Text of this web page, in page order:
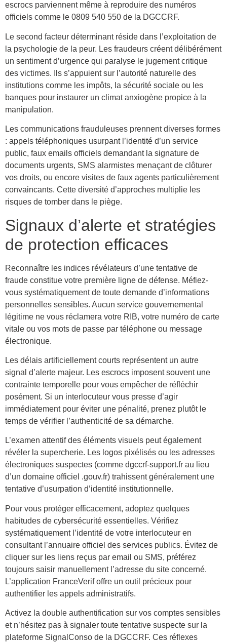
escrocs parviennent même à reproduire des numéros
officiels comme le 0809 540 550 de la DGCCRF.
Le second facteur déterminant réside dans l’exploitation de
la psychologie de la peur. Les fraudeurs créent délibérément
un sentiment d’urgence qui paralyse le jugement critique
des victimes. Ils s’appuient sur l’autorité naturelle des
institutions comme les impôts, la sécurité sociale ou les
banques pour instaurer un climat anxiogène propice à la
manipulation.
Les communications frauduleuses prennent diverses formes
: appels téléphoniques usurpant l’identité d’un service
public, faux emails officiels demandant la signature de
documents urgents, SMS alarmistes menaçant de clôturer
vos droits, ou encore visites de faux agents particulièrement
convaincants. Cette diversité d’approches multiplie les
risques de tomber dans le piège.
Signaux d’alerte et stratégies
de protection efficaces
Reconnaître les indices révélateurs d’une tentative de
fraude constitue votre première ligne de défense. Méfiez-
vous systématiquement de toute demande d’informations
personnelles sensibles. Aucun service gouvernemental
légitime ne vous réclamera votre RIB, votre numéro de carte
vitale ou vos mots de passe par téléphone ou message
électronique.
Les délais artificiellement courts représentent un autre
signal d’alerte majeur. Les escrocs imposent souvent une
contrainte temporelle pour vous empêcher de réfléchir
posément. Si un interlocuteur vous presse d’agir
immédiatement pour éviter une pénalité, prenez plutôt le
temps de vérifier l’authenticité de sa démarche.
L’examen attentif des éléments visuels peut également
révéler la supercherie. Les logos pixélisés ou les adresses
électroniques suspectes (comme dgccrf-support.fr au lieu
d’un domaine officiel .gouv.fr) trahissent généralement une
tentative d’usurpation d’identité institutionnelle.
Pour vous protéger efficacement, adoptez quelques
habitudes de cybersécurité essentielles. Vérifiez
systématiquement l’identité de votre interlocuteur en
consultant l’annuaire officiel des services publics. Évitez de
cliquer sur les liens reçus par email ou SMS, préférez
toujours saisir manuellement l’adresse du site concerné.
L’application FranceVerif offre un outil précieux pour
authentifier les appels administratifs.
Activez la double authentification sur vos comptes sensibles
et n’hésitez pas à signaler toute tentative suspecte sur la
plateforme SignalConso de la DGCCRF. Ces réflexes